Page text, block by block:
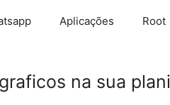
Aplicações Root
na sua